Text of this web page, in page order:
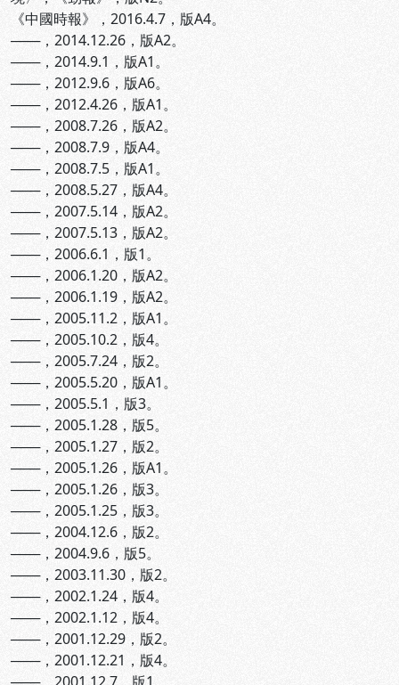
《中國時報》，2016.4.7，版A4。
───，2014.12.26，版A2。
───，2014.9.1，版A1。
───，2012.9.6，版A6。
───，2012.4.26，版A1。
───，2008.7.26，版A2。
───，2008.7.9，版A4。
───，2008.7.5，版A1。
───，2008.5.27，版A4。
───，2007.5.14，版A2。
───，2007.5.13，版A2。
───，2006.6.1，版1。
───，2006.1.20，版A2。
───，2006.1.19，版A2。
───，2005.11.2，版A1。
───，2005.10.2，版4。
───，2005.7.24，版2。
───，2005.5.20，版A1。
───，2005.5.1，版3。
───，2005.1.28，版5。
───，2005.1.27，版2。
───，2005.1.26，版A1。
───，2005.1.26，版3。
───，2005.1.25，版3。
───，2004.12.6，版2。
───，2004.9.6，版5。
───，2003.11.30，版2。
───，2002.1.24，版4。
───，2002.1.12，版4。
───，2001.12.29，版2。
───，2001.12.21，版4。